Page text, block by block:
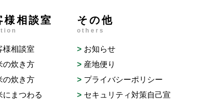
様相談室
様相談室
の炊き方
の炊き方
にまつわる
その他
others
お知らせ
産地便り
プライバシーポリシー
セキュリティ対策自己宣